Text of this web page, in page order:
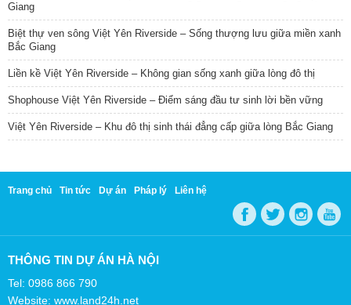
Giang
Biệt thự ven sông Việt Yên Riverside – Sống thượng lưu giữa miền xanh
Bắc Giang
Liền kề Việt Yên Riverside – Không gian sống xanh giữa lòng đô thị
Shophouse Việt Yên Riverside – Điểm sáng đầu tư sinh lời bền vững
Việt Yên Riverside – Khu đô thị sinh thái đẳng cấp giữa lòng Bắc Giang
Trang chủ Tin tức Dự án Pháp lý Liên hệ
THÔNG TIN DỰ ÁN HÀ NỘI
Tel: 0986 866 790
Website: www.land24h.net